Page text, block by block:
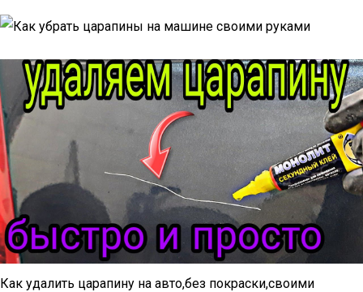
Как удалить царапину на авто,без покраски,своими